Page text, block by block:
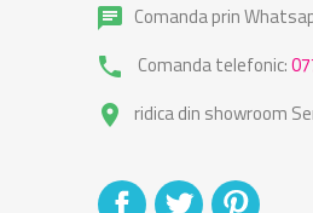
chat Comanda prin
phone Comanda telefonic:
place ridica din showroom
DistribuitiTweet